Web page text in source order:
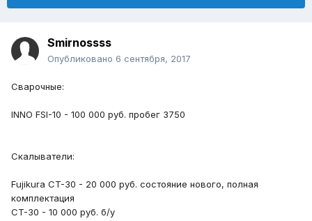
Smirnossss
Опубликовано 6 сентября, 2017
Сварочные:
INNO FSI-10 - 100 000 руб. пробег 3750
Скалыватели:
Fujikura CT-30 - 20 000 руб. состояние нового, полная
комплектация
CT-30 - 10 000 руб. б/у